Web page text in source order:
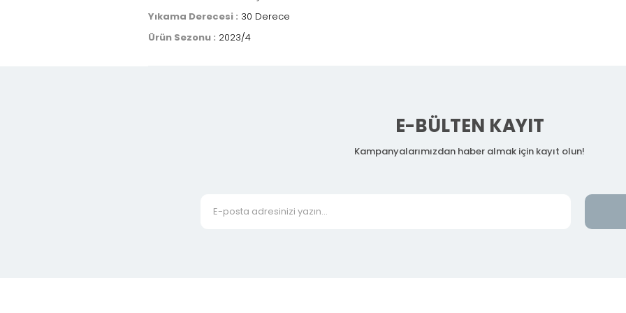
Yıkama Derecesi : 30 Derece
Ürün Sezonu : 2023/4
E-BÜLTEN KAYIT
Kampanyalarımızdan haber almak için kayıt olun!